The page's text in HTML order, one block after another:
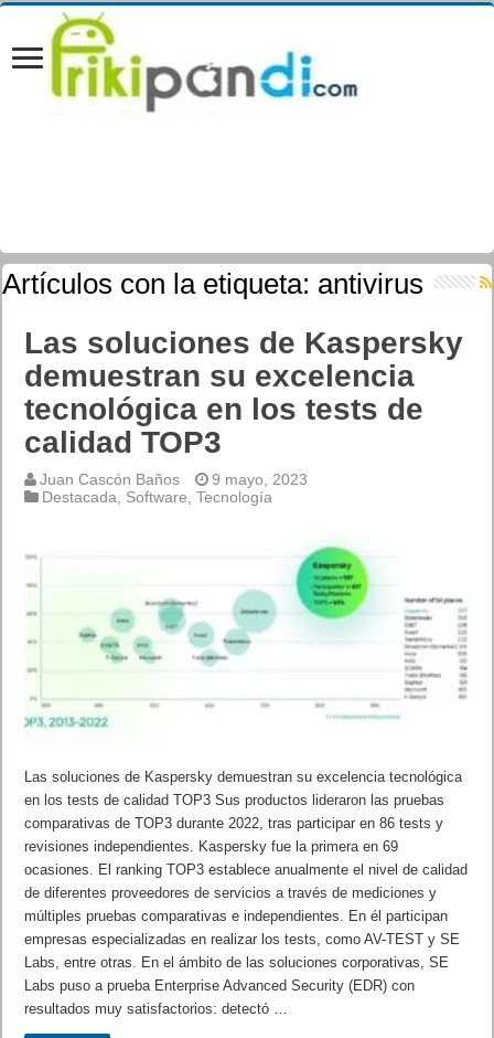
Artículos con la etiqueta: antivirus
Las soluciones de Kaspersky
demuestran su excelencia
tecnológica en los tests de
calidad TOP3
Juan Cascón Baños
9 mayo, 2023
Destacada
Software ,Tecnología
Las soluciones de Kaspersky demuestran su excelencia tecnológica
en los tests de calidad TOP3 Sus productos lideraron las pruebas
comparativas de TOP3 durante 2022, tras participar en 86 tests y
revisiones independientes. Kaspersky fue la primera en 69
ocasiones. El ranking TOP3 establece anualmente el nivel de calidad
de diferentes proveedores de servicios a través de mediciones y
múltiples pruebas comparativas e independientes. En él participan
empresas especializadas en realizar los tests, como AV-TEST y SE
Labs, entre otras. En el ámbito de las soluciones corporativas, SE
Labs puso a prueba Enterprise Advanced Security (EDR) con
resultados muy satisfactorios: detectó …